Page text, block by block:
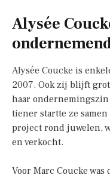
Alysée
Alysée Coucke is
2007. Ook zij blijft
haar
tiener startte ze
project rond juwelen,
en verkocht.
Voor Marc Coucke